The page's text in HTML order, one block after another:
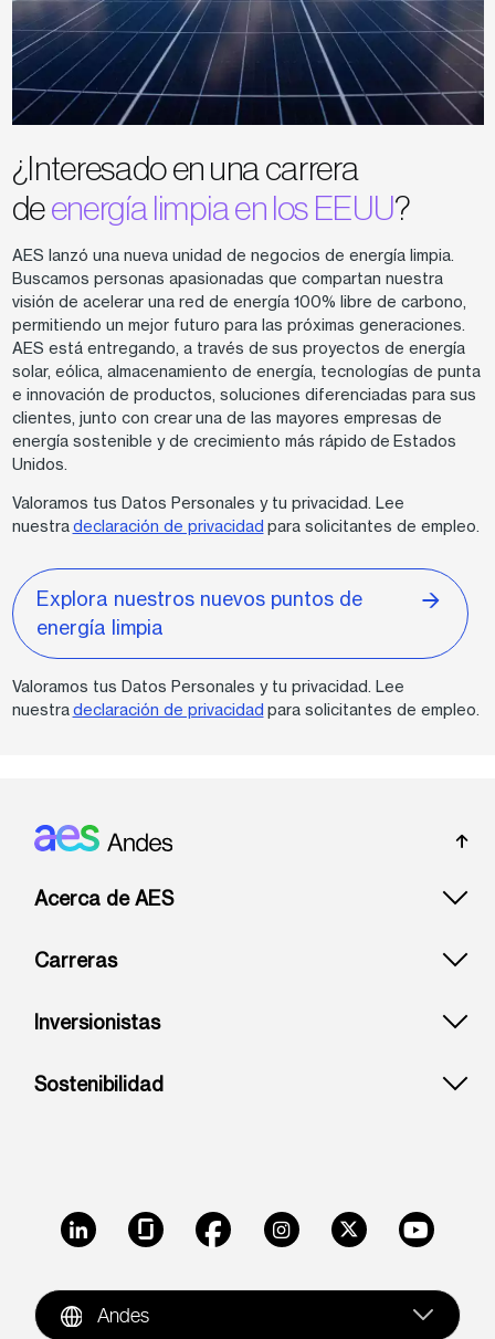
¿Interesado en una carrera
deenergía limpia en los EEUU?
AES lanzó una nueva unidad de negocios de energía limpia.
Buscamos personas apasionadas que compartan nuestra
visión de acelerar una red de energía 100% libre de carbono,
permitiendo un mejor futuro para las próximas generaciones.
AES está entregando, a través de sus proyectos de energía
solar, eólica, almacenamiento de energía, tecnologías de punta
e innovación de productos, soluciones diferenciadas para sus
clientes, junto con crear una de las mayores empresas de
energía sostenible y de crecimiento más rápido de Estados
Unidos.
Valoramos tus Datos Personales y tu privacidad. Lee
nuestradeclaración de privacidad para solicitantes de empleo.
Explora nuestros nuevos puntos de
energía limpia
Valoramos tus Datos Personales y tu privacidad. Lee
nuestradeclaración de privacidad para solicitantes de empleo.
Footer: Andes
Acerca de AES
Carreras
Inversionistas
Sostenibilidad
LinkedIn GlassdoorFacebookInstagramX Youtube
Andes